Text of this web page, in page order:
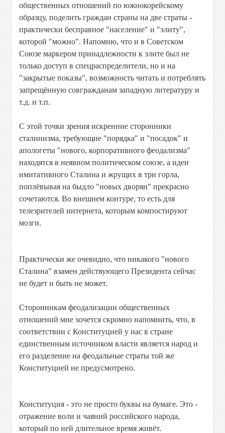
общественных отношений по южнокорейскому
образцу, поделить граждан страны на две страты -
практически бесправное "население" и "элиту",
которой "можно". Напомню, что и в Советском
Союзе маркером принадлежности к элите был не
только доступ в спецраспределители, но и на
"закрытые показы", возможность читать и потреблять
запрещённую совгражданам западную литературу и
т.д. и т.п.
С этой точки зрения искренние сторонники
сталинизма, требующие "порядка" и "посадок" и
апологеты "нового, корпоративного феодализма"
находятся в неявном политическом союзе, а идеи
имитативного Сталина и жрущих в три горла,
поплёвывая на быдло "новых дворян" прекрасно
сочетаются. Во внешнем контуре, то есть для
телезрителей интернета, которым компостируют
мозги.
Практически же очевидно, что никакого "нового
Сталина" взамен действующего Президента сейчас
не будет и быть не может.
Сторонникам феодализации общественных
отношений мне хочется скромно напомнить, что, в
соответствии с Конституцией у нас в стране
единственным источником власти является народ и
его разделение на феодальные страты той же
Конституцией не предусмотрено.
Конституция - это не просто буквы на бумаге. Это -
отражение воли и чаяний российского народа,
который по ней длительное время живёт.